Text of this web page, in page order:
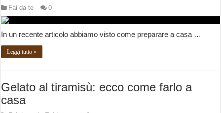
Fai da te 0
In un recente articolo abbiamo visto come preparare a casa …
Leggi tutto »
Gelato al tiramisù: ecco come farlo a
casa